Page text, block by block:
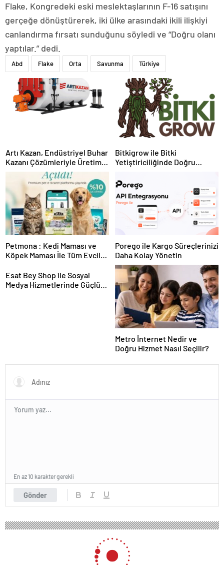
Flake, Kongredeki eski meslektaşlarının F-16 satışını
gerçeğe dönüştürerek, iki ülke arasındaki ikili ilişkiyi
canlandırma fırsatı sunduğunu söyledi ve “Doğru olanı
yaptılar.” dedi.
Abd Flake Orta Savunma Türkiye
Artı Kazan, Endüstriyel Buhar
Kazanı Çözümleriyle Üretim
Tesislerine Verimli Sistemler
Sunuyor
Bitkigrow ile Bitki
Yetiştiriciliğinde Doğru
Petmona : Kedi Maması ve
Köpek Maması İle Tüm Evcil
Porego ile Kargo Süreçlerinizi
Daha Kolay Yönetin
Esat Bey Shop ile Sosyal
Medya Hizmetlerinde Güçlü
Metro İnternet Nedir ve
Doğru Hizmet Nasıl Seçilir?
Gönder
En az 10 karakter gerekli